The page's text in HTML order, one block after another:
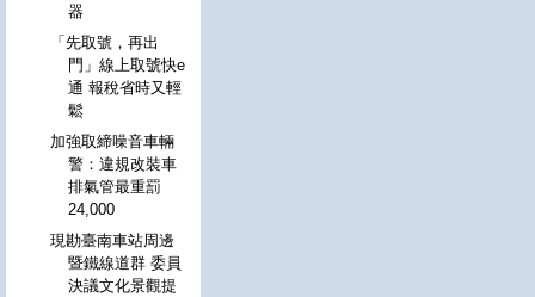
器
「先取號，再出
門」線上取號快e
通 報稅省時又輕
鬆
加強取締噪音車輛
警：違規改裝車
排氣管最重罰
24,000
現勘臺南車站周邊
暨鐵線道群 委員
決議文化景觀提